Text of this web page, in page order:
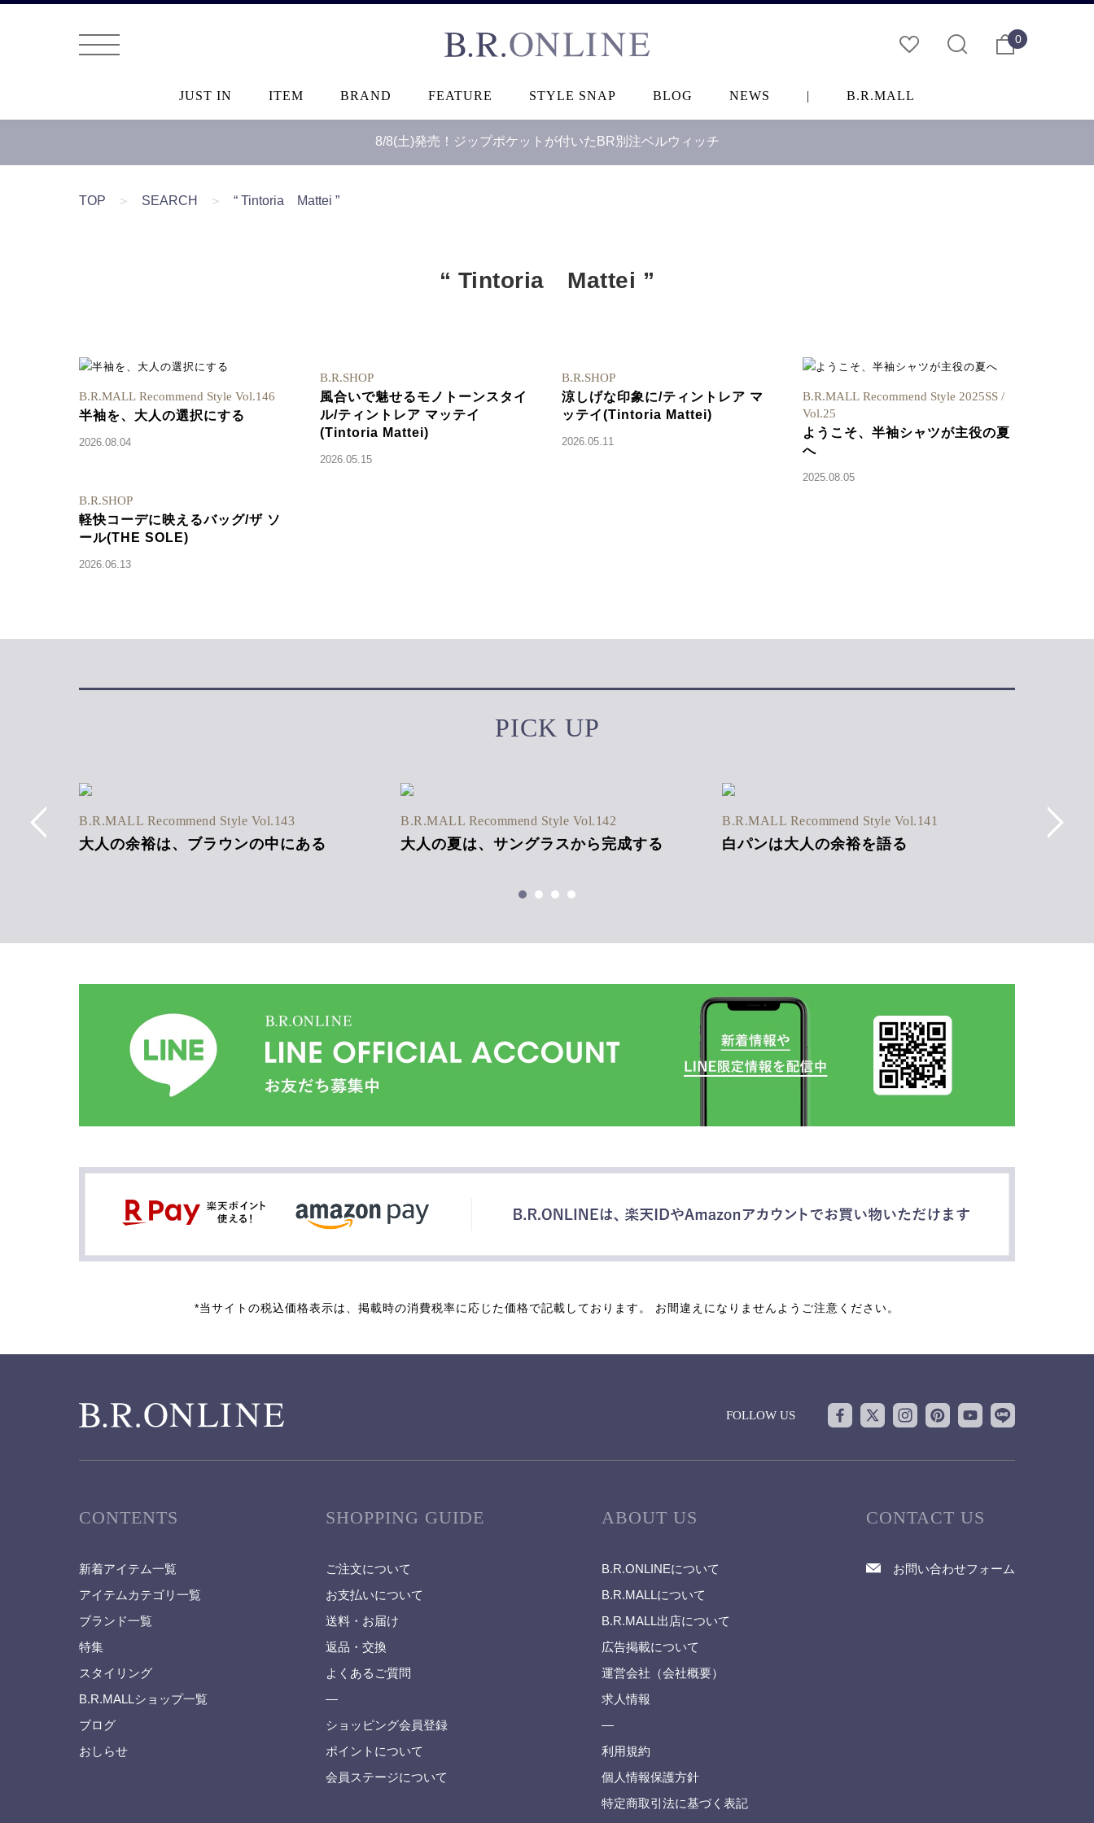
0
JUST IN ITEM BRAND FEATURE STYLE SNAP BLOG NEWS | B.R.MALL
8/8(土)発売！ジップポケットが付いたBR別注ベルウィッチ
TOP ＞ SEARCH ＞ “ Tintoria Mattei ”
“ Tintoria Mattei ”
B.R.MALL Recommend Style Vol.146
半袖を、大人の選択にする
2026.08.04
B.R.SHOP
軽快コーデに映えるバッグ/ザ ソ
ール(THE SOLE)
2026.06.13
B.R.SHOP
風合いで魅せるモノトーンスタイ
ル/ティントレア マッテイ
(Tintoria Mattei)
2026.05.15
B.R.SHOP
涼しげな印象に/ティントレア マ
ッテイ(Tintoria Mattei)
2026.05.11
B.R.MALL Recommend Style 2025SS /
Vol.25
ようこそ、半袖シャツが主役の夏
へ
2025.08.05
PICK UP
Vol.1
ン混
B.R.MALL Recommend Style Vol.143
大人の余裕は、ブラウンの中にある
B.R.MALL Recommend Style Vol.142
大人の夏は、サングラスから完成する
B.R.MALL Recommend Style Vol.141
白パンは大人の余裕を語る
スト
*当サイトの税込価格表示は、掲載時の消費税率に応じた価格で記載しております。 お間違えになりませんようご注意ください。
FOLLOW US
CONTENTS
新着アイテム一覧
アイテムカテゴリ一覧
ブランド一覧
特集
スタイリング
B.R.MALLショップ一覧
ブログ
おしらせ
SHOPPING GUIDE
ご注文について
お支払いについて
送料・お届け
返品・交換
よくあるご質問
—
ショッピング会員登録
ポイントについて
会員ステージについて
ABOUT US
B.R.ONLINEについて
B.R.MALLについて
B.R.MALL出店について
広告掲載について
運営会社（会社概要）
求人情報
—
利用規約
個人情報保護方針
特定商取引法に基づく表記
CONTACT US
お問い合わせフォーム